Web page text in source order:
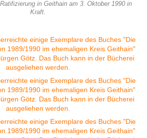
in Geithain am 3. Oktober 1990 in
Kraft.